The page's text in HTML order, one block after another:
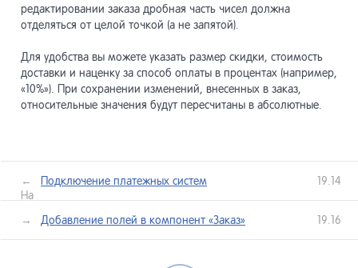
редактировании заказа дробная часть чисел должна
отделяться от целой точкой (а не запятой).
Для удобства вы можете указать размер скидки, стоимость
доставки и наценку за способ оплаты в процентах (например,
«10%»). При сохранении изменений, внесенных в заказ,
относительные значения будут пересчитаны в абсолютные.
←
Назад
19.14
Подключение платежных систем
19.16
Добавление полей в компонент «Заказ»
→